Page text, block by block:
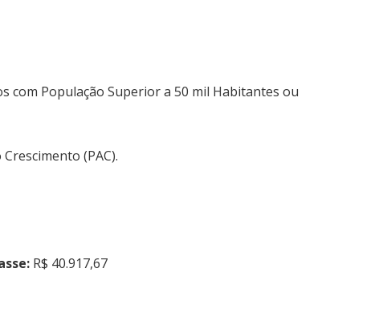
com População Superior a 50 mil Habitantes ou
(PAC).
R$ 40.917,67